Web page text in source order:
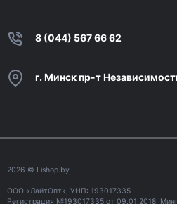
8 (044) 567 66 62
г. Минск пр-т
2026 © Lishop.by
ООО «ЛайтОпт», УНП: 193017335
Регистрация №193017335 от 09.01.2018,